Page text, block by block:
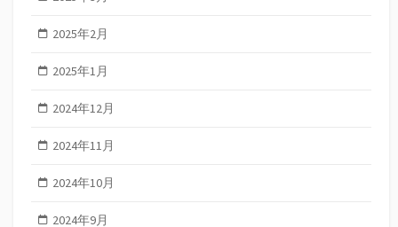
2025年2月
2025年1月
2024年12月
2024年11月
2024年10月
2024年9月